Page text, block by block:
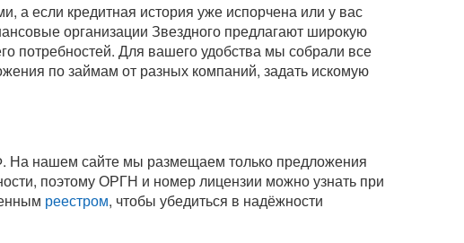
а если кредитная история уже испорчена или у вас
организации Звездного предлагают широкую
потребностей. Для вашего удобства мы собрали все
по займам от разных компаний, задать искомую
На нашем сайте мы размещаем только предложения
поэтому ОРГН и номер лицензии можно узнать при
реестром, чтобы убедиться в надёжности